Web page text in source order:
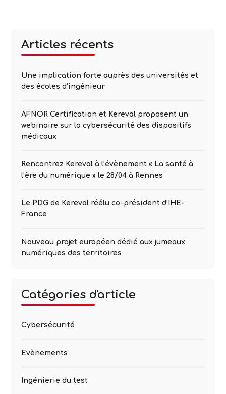
pour
Articles récents
Une implication forte auprès des universités et
des écoles d’ingénieur
AFNOR Certification et Kereval proposent un
webinaire sur la cybersécurité des dispositifs
médicaux
Rencontrez Kereval à l’évènement « La santé à
l’ère du numérique » le 28/04 à Rennes
Le PDG de Kereval réélu co-président d’IHE-
France
Nouveau projet européen dédié aux jumeaux
numériques des territoires
Catégories d'article
Cybersécurité
Evènements
Ingénierie du test